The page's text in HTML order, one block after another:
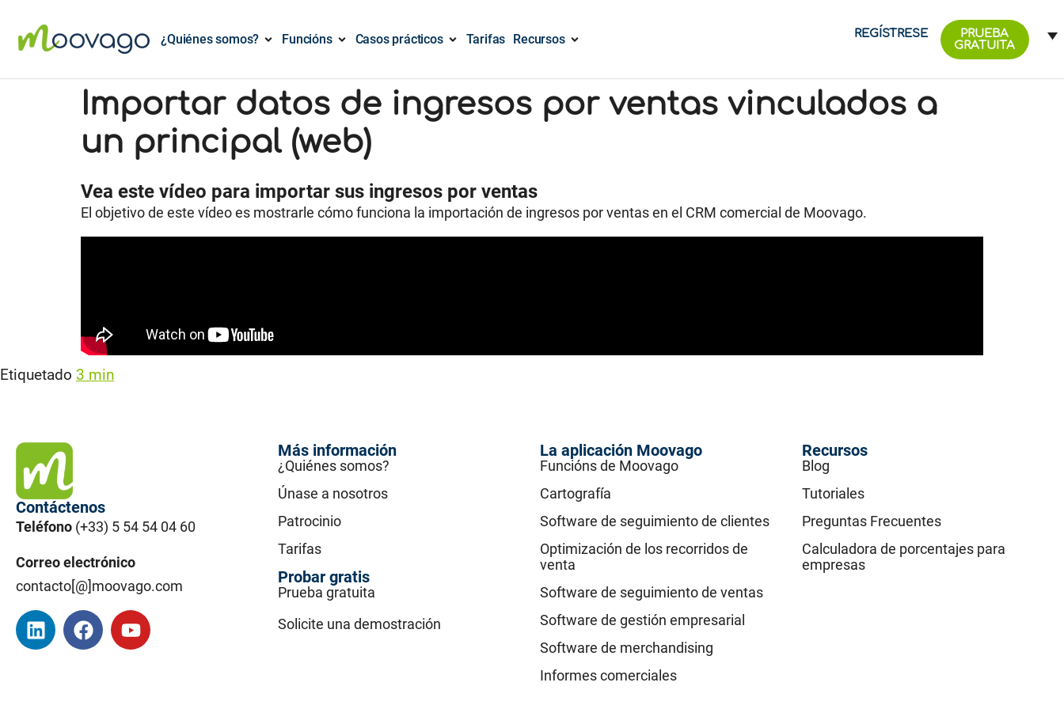
¿Quiénes somos? Funcións Casos prácticos Tarifas Recursos REGÍSTRESE
PRUEBA
GRATUITA
Importar datos de ingresos por ventas vinculados a
un principal (web)
Vea este vídeo para importar sus ingresos por ventas
El objetivo de este vídeo es mostrarle cómo funciona la importación de ingresos por ventas en el CRM comercial de Moovago.
Etiquetado 3 min
Contáctenos
Teléfono (+33) 5 54 54 04 60
Correo electrónico
contacto[@]moovago.com
Más información
¿Quiénes somos?
Únase a nosotros
Patrocinio
Tarifas
Probar gratis
Prueba gratuita
Solicite una demostración
La aplicación Moovago
Funcións de Moovago
Cartografía
Software de seguimiento de clientes
Optimización de los recorridos de
venta
Software de seguimiento de ventas
Software de gestión empresarial
Software de merchandising
Informes comerciales
Recursos
Blog
Tutoriales
Preguntas Frecuentes
Calculadora de porcentajes para
empresas